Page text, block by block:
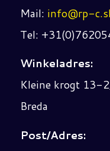
Mail: info@rp-
Tel:
Winkeladres:
Kleine krogt 13-
Breda
Post/Adres: